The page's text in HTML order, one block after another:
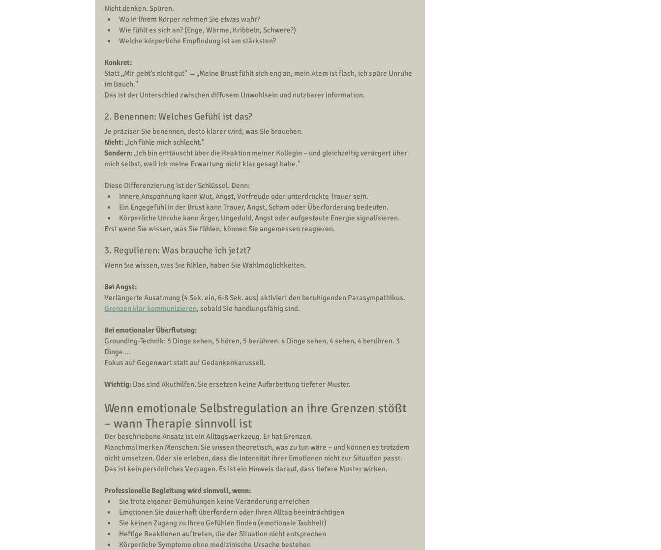
Nicht denken. Spüren.
Wo in Ihrem Körper nehmen Sie etwas wahr?
Wie fühlt es sich an? (Enge, Wärme, Kribbeln, Schwere?)
Welche körperliche Empfindung ist am stärksten?
Konkret:
Statt „Mir geht's nicht gut" →„Meine Brust fühlt sich eng an, mein Atem ist flach, ich spüre Unruhe
im Bauch."
Das ist der Unterschied zwischen diffusem Unwohlsein und nutzbarer Information.
2. Benennen: Welches Gefühl ist das?
Je präziser Sie benennen, desto klarer wird, was Sie brauchen.
Nicht: „Ich fühle mich schlecht."
Sondern: „Ich bin enttäuscht über die Reaktion meiner Kollegin – und gleichzeitig verärgert über
mich selbst, weil ich meine Erwartung nicht klar gesagt habe."
Diese Differenzierung ist der Schlüssel. Denn:
Innere Anspannung kann Wut, Angst, Vorfreude oder unterdrückte Trauer sein.
Ein Engegefühl in der Brust kann Trauer, Angst, Scham oder Überforderung bedeuten.
Körperliche Unruhe kann Ärger, Ungeduld, Angst oder aufgestaute Energie signalisieren.
Erst wenn Sie wissen, was Sie fühlen, können Sie angemessen reagieren.
3. Regulieren: Was brauche ich jetzt?
Wenn Sie wissen, was Sie fühlen, haben Sie Wahlmöglichkeiten.
Bei Angst:
Verlängerte Ausatmung (4 Sek. ein, 6-8 Sek. aus) aktiviert den beruhigenden Parasympathikus.
Grenzen klar kommunizieren, sobald Sie handlungsfähig sind.
Bei emotionaler Überflutung:
Grounding-Technik: 5 Dinge sehen, 5 hören, 5 berühren. 4 Dinge sehen, 4 sehen, 4 berühren. 3
Dinge ...
Fokus auf Gegenwart statt auf Gedankenkarussell.
Wichtig: Das sind Akuthilfen. Sie ersetzen keine Aufarbeitung tieferer Muster.
Wenn emotionale Selbstregulation an ihre Grenzen stößt
– wann Therapie sinnvoll ist
Der beschriebene Ansatz ist ein Alltagswerkzeug. Er hat Grenzen.
Manchmal merken Menschen: Sie wissen theoretisch, was zu tun wäre – und können es trotzdem
nicht umsetzen. Oder sie erleben, dass die Intensität ihrer Emotionen nicht zur Situation passt.
Das ist kein persönliches Versagen. Es ist ein Hinweis darauf, dass tiefere Muster wirken.
Professionelle Begleitung wird sinnvoll, wenn:
Sie trotz eigener Bemühungen keine Veränderung erreichen
Emotionen Sie dauerhaft überfordern oder Ihren Alltag beeinträchtigen
Sie keinen Zugang zu Ihren Gefühlen finden (emotionale Taubheit)
Heftige Reaktionen auftreten, die der Situation nicht entsprechen
Körperliche Symptome ohne medizinische Ursache bestehen